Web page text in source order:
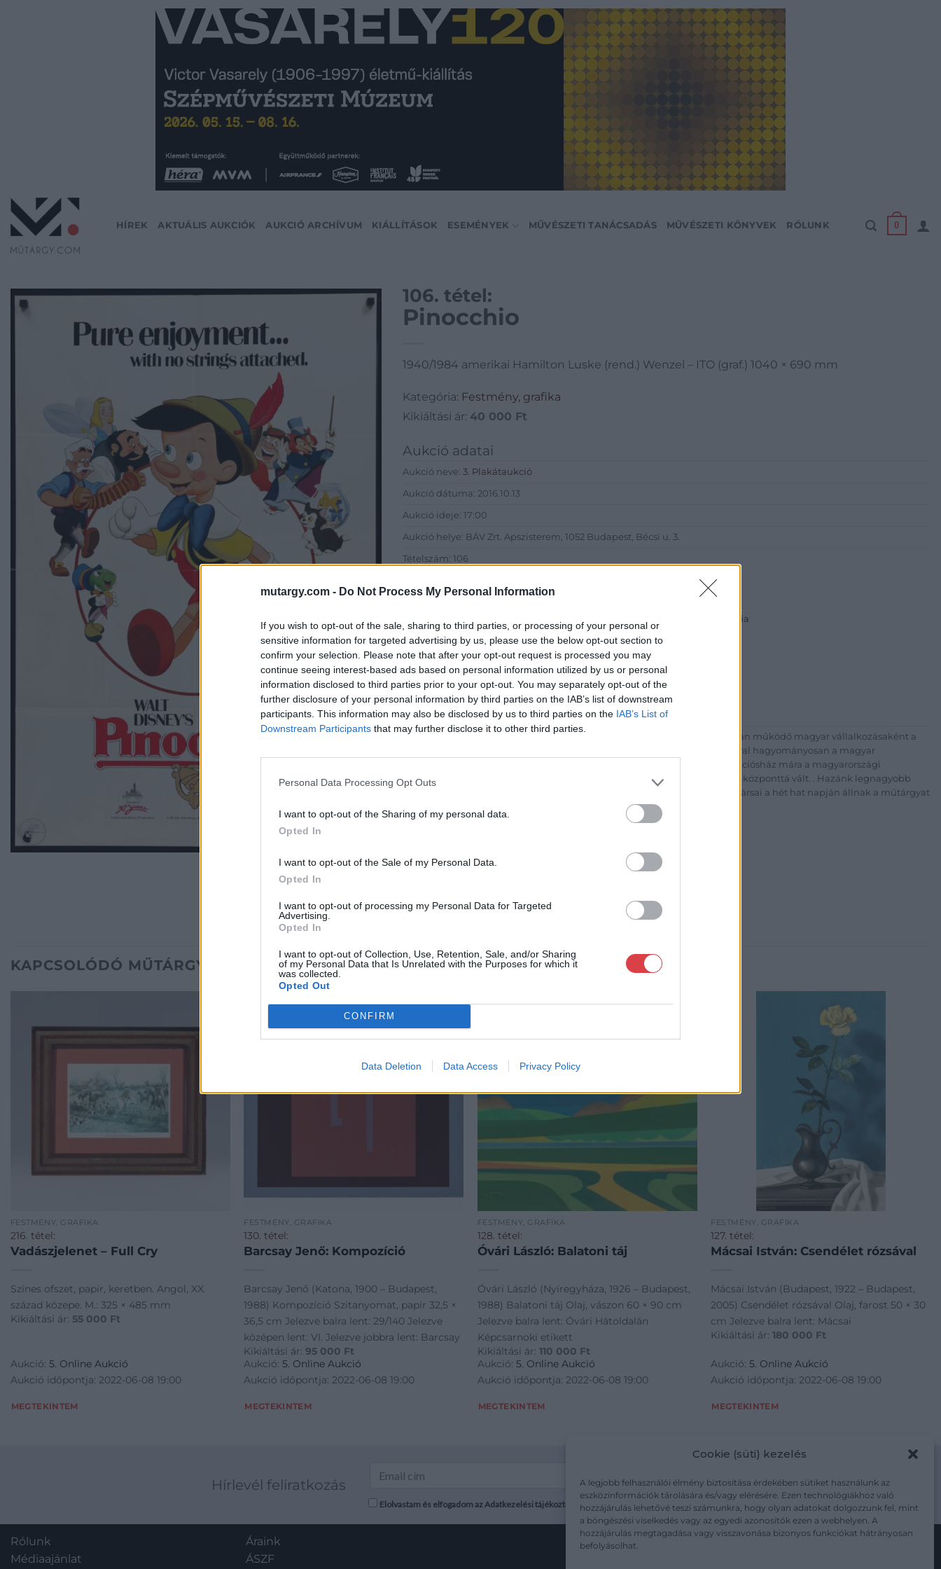
mutargy.com - Do Not Process My Personal Information
If you wish to opt-out of the sale, sharing to third parties, or processing of your personal or
sensitive information for targeted advertising by us, please use the below opt-out section to
confirm your selection. Please note that after your opt-out request is processed you may
continue seeing interest-based ads based on personal information utilized by us or personal
information disclosed to third parties prior to your opt-out. You may separately opt-out of the
further disclosure of your personal information by third parties on the IAB’s list of downstream
participants. This information may also be disclosed by us to third parties on the IAB’s List of
Downstream Participants that may further disclose it to other third parties.
Personal Data Processing Opt Outs
I want to opt-out of the Sharing of my personal data.
Opted In
I want to opt-out of the Sale of my Personal Data.
Opted In
I want to opt-out of processing my Personal Data for Targeted
Advertising.
Opted In
I want to opt-out of Collection, Use, Retention, Sale, and/or Sharing
of my Personal Data that Is Unrelated with the Purposes for which it
was collected.
Opted Out
CONFIRM
Data Deletion Data Access Privacy Policy
Cookie (süti) kezelés
A legjobb felhasználói élmény biztosítása érdekében sütiket használunk az
eszközinformációk tárolására és/vagy elérésére. Ezen technológiákhoz való
hozzájárulás lehetővé teszi számunkra, hogy olyan adatokat dolgozzunk fel, mint
a böngészési viselkedés vagy az egyedi azonosítók ezen a webhelyen. A
hozzájárulás megtagadása vagy visszavonása bizonyos funkciókat hátrányosan
befolyásolhat.
HÍREK AKTUÁLIS AUKCIÓK AUKCIÓ ARCHÍVUM KIÁLLÍTÁSOK ESEMÉNYEK MŰVÉSZETI TANÁCSADÁS MŰVÉSZETI KÖNYVEK RÓLUNK 0
106. tétel:
Pinocchio
1940/1984 amerikai Hamilton Luske (rend.) Wenzel – ITO (graf.) 1040 × 690 mm
Kategória: Festmény, grafika
Kikiáltási ár: 40 000 Ft
Aukció adatai
Aukció neve: 3. Plakátaukció
Aukció dátuma: 2016.10.13
Aukció ideje: 17:00
Aukció helye: BÁV Zrt. Apszisterem, 1052 Budapest, Bécsi u. 3.
Tételszám: 106
Eladó adatai
BÁV ART Aukciósház és Galéria
Cím: BÁV ZRt.
1027 Budapest, Csalogány u. 23-33.
Telefon: (06 1) 331 0513
Weboldal:http://bav-art.hu
Bemutatkozás: Az ország legnagyobb múltú, 240 esztendeje jogfolytonosan működő magyar vállalkozásaként a
BÁV ZRt. óriási tapasztalatával, szakmai tekintélyével és megbízhatóságával hagyományosan a magyar
műkereskedelem meghatározó szereplője. A 2007-ben megújult BÁV Aukciósház mára a magyarországi
műkereskedelem egyik legfontosabb színterévé, kereskedelmi és árverési központtá vált. . Hazánk legnagyobb
műkereskedelmi üzlethálózatával rendelkező BÁV ZRt. felkészült munkatársai a hét hat napján állnak a műtárgyat
KAPCSOLÓDÓ MŰTÁRGYAK
FESTMÉNY, GRAFIKA
216. tétel:
Vadászjelenet – Full Cry
Színes ofszet, papír, keretben. Angol, XX.
század közepe. M.: 325 × 485 mm
Kikiáltási ár: 55 000 Ft
Aukció: 5. Online Aukció
Aukció időpontja: 2022-06-08 19:00
MEGTEKINTEM
FESTMÉNY, GRAFIKA
130. tétel:
Barcsay Jenő: Kompozíció
Barcsay Jenő (Katona, 1900 – Budapest,
1988) Kompozíció Szitanyomat, papír 32,5 ×
36,5 cm Jelezve balra lent: 29/140 Jelezve
középen lent: VI. Jelezve jobbra lent: Barcsay
Kikiáltási ár: 95 000 Ft
Aukció:5. Online Aukció
Aukció időpontja: 2022-06-08 19:00
MEGTEKINTEM
FESTMÉNY, GRAFIKA
128. tétel:
Óvári László: Balatoni táj
Óvári László (Nyíregyháza, 1926 – Budapest,
1988) Balatoni táj Olaj, vászon 60 × 90 cm
Jelezve balra lent: Óvári Hátoldalán
Képcsarnoki etikett
Kikiáltási ár: 110 000 Ft
Aukció: 5. Online Aukció
Aukció időpontja: 2022-06-08 19:00
MEGTEKINTEM
FESTMÉNY, GRAFIKA
127. tétel:
Mácsai István: Csendélet rózsával
Mácsai István (Budapest, 1922 – Budapest,
2005) Csendélet rózsával Olaj, farost 50 × 30
cm Jelezve balra lent: Mácsai
Kikiáltási ár:180 000 Ft
Aukció:5. Online Aukció
Aukció időpontja: 2022-06-08 19:00
MEGTEKINTEM
Hírlevél feliratkozás
Elolvastam és elfogadom az Adatkezelési tájékoztatót: mutargy.com/adatkezelesi-tajekoztato/
Rólunk
Médiaajánlat
Áraink
ÁSZF